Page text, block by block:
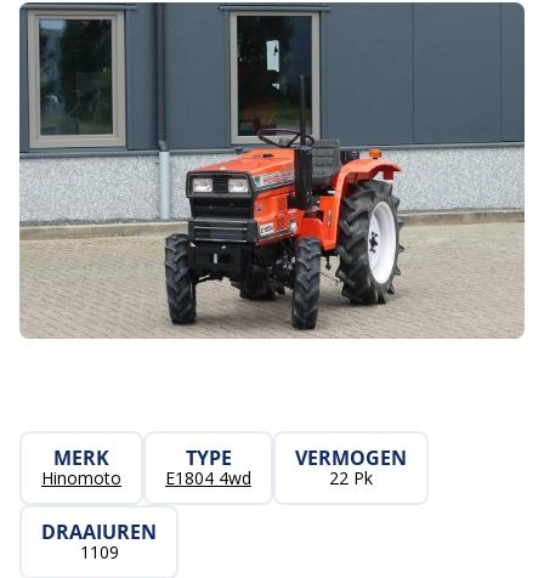
MERK
Hinomoto
TYPE
E1804 4wd
VERMOGEN
22 Pk
DRAAIUREN
1109